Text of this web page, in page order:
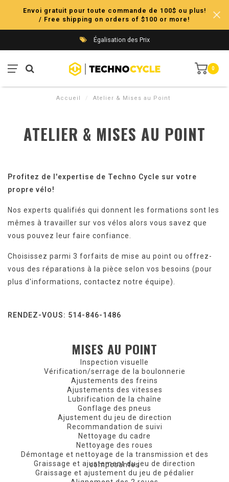
Envoi gratuit pour toute commande de 100$ ou plus!
/ Free shipping on orders of $100 or more!
Égalisation des Prix
0
Accueil / Atelier & Mises au Point
ATELIER & MISES AU POINT
Profitez de l'expertise de Techno Cycle sur votre
propre vélo!
Nos experts qualifiés qui donnent les formations sont les
mêmes à travailler sur vos vélos alors vous savez que
vous pouvez leur faire confiance.
Choisissez parmi 3 forfaits de mise au point ou offrez-
vous des réparations à la pièce selon vos besoins (pour
plus d'informations, contactez notre équipe).
RENDEZ-VOUS: 514-846-1486
MISES AU POINT
Inspection visuelle
Vérification/serrage de la boulonnerie
Ajustements des freins
Ajustements des vitesses
Lubrification de la chaîne
Gonflage des pneus
Ajustement du jeu de direction
Recommandation de suivi
Nettoyage du cadre
Nettoyage des roues
Démontage et nettoyage de la transmission et des
composantes
Graissage et ajustement du jeu de direction
Graissage et ajustement du jeu de pédalier